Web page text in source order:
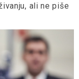
ali ne piše